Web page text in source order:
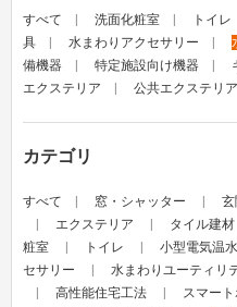
すべて 洗面化粧室 トイレ
具
水まわりアクセサリー
備機器
特定施設向け機器
エクステリア
公共エクステリア
カテゴリ
すべて 窓・シャッター 玄
エクステリア
タイル建材
粧室
トイレ 小型電気温
セサリー
水まわりユーティリ
高性能住宅工法
スマー